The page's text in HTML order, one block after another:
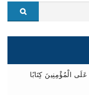
الْمُؤْمِنِينَ كِتَابًا